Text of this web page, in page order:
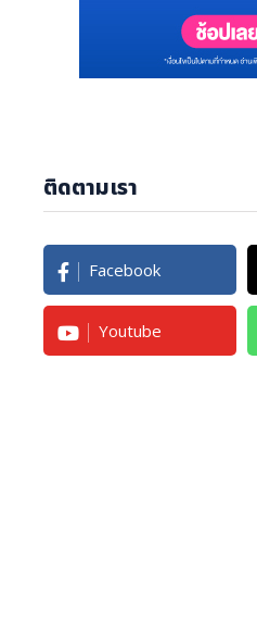
ติดตามเรา
Facebook
Youtube